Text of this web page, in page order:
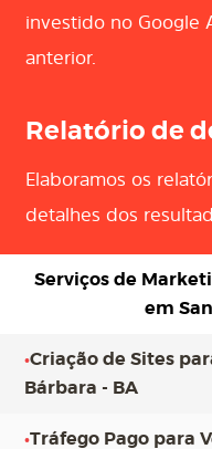
investido no Google
anterior.
Relatório de
Elaboramos os
detalhes dos
Serviços de
em
•Criação de Sites
Bárbara - BA
•Tráfego Pago para